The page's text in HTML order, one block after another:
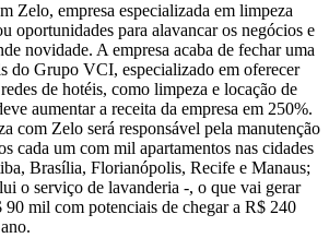
Zelo, empresa especializada em limpeza
oportunidades para alavancar os negócios e
novidade. A empresa acaba de fechar uma
do Grupo VCI, especializado em oferecer
de hotéis, como limpeza e locação de
aumentar a receita da empresa em 250%.
com Zelo será responsável pela manutenção
cada um com mil apartamentos nas cidades
Brasília, Florianópolis, Recife e Manaus;
o serviço de lavanderia -, o que vai gerar
90 mil com potenciais de chegar a R$ 240